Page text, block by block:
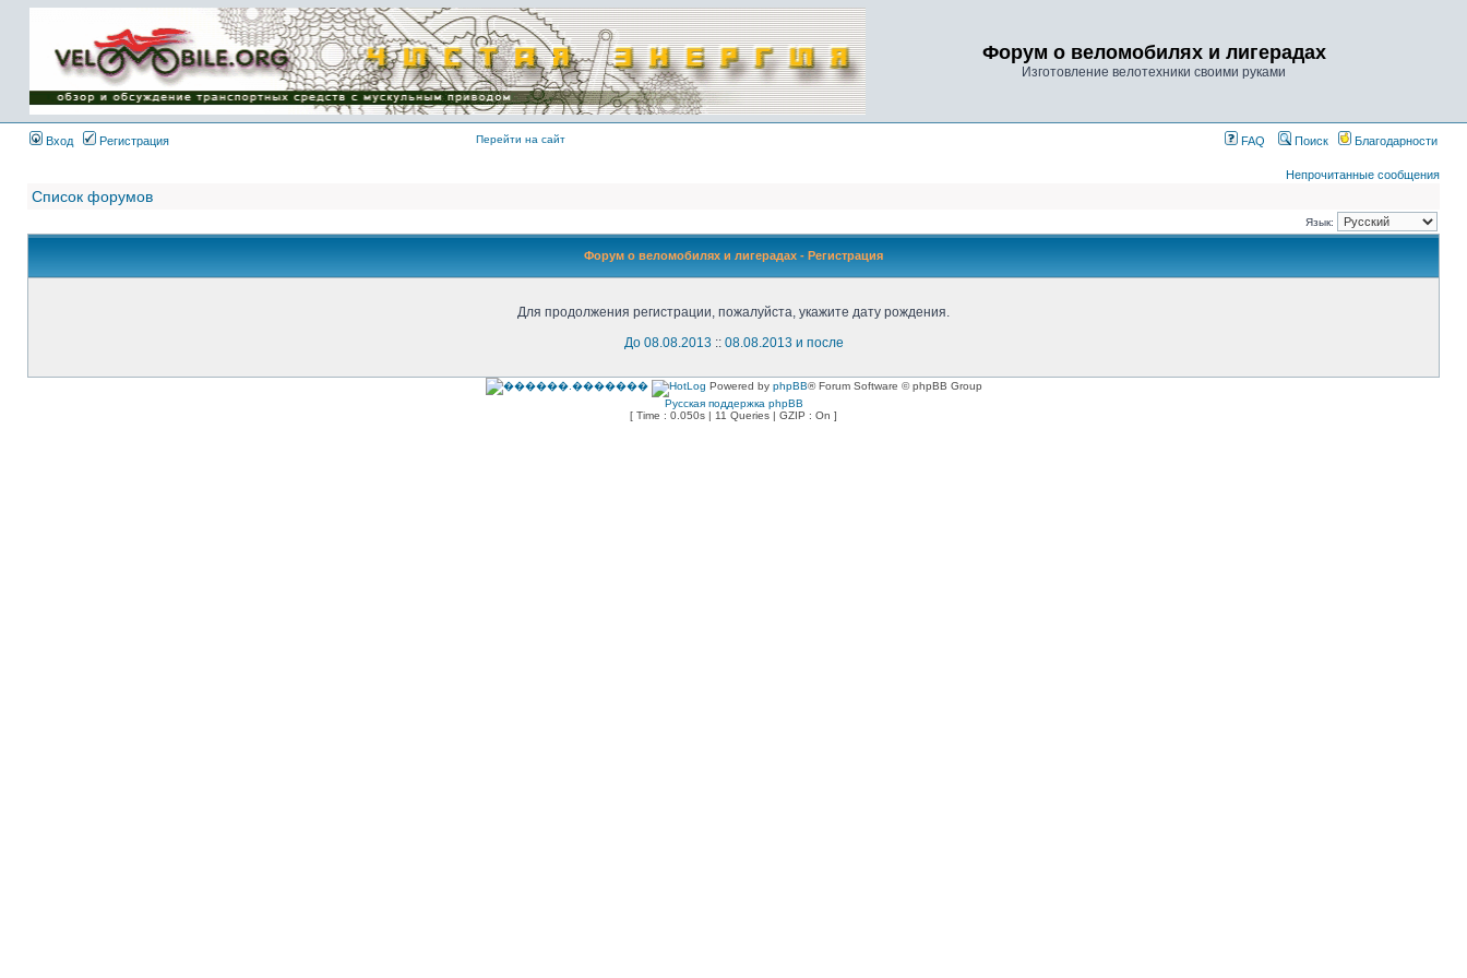
Имя пользователя:
Пароль:
{ LOG_ME_IN_SHORT
}
Форум о веломобилях и лигерадах
Изготовление велотехники своими руками
Вход Регистрация Перейти на сайт FAQ Поиск Благодарности
Непрочитанные сообщения
Список форумов
Язык:
Форум о веломобилях и лигерадах - Регистрация
Для продолжения регистрации, пожалуйста, укажите дату рождения.
До 08.08.2013 :: 08.08.2013 и после
Powered by phpBB® Forum Software © phpBB Group
Русская поддержка phpBB
[ Time : 0.050s | 11 Queries | GZIP : On ]